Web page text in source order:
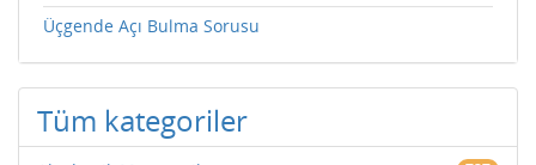
Üçgende Açı Bulma Sorusu
Tüm kategoriler